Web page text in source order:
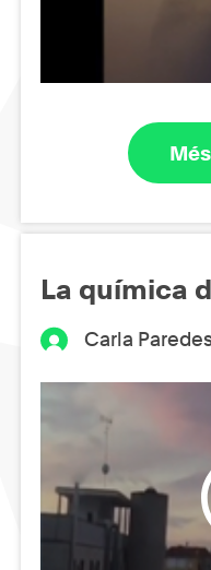
La química
Carla